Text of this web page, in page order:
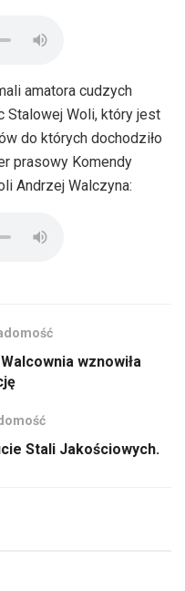
amatora cudzych
Stalowej Woli, który jest
do których dochodziło
prasowy Komendy
Andrzej Walczyna:
wznowiła
Stali Jakościowych.